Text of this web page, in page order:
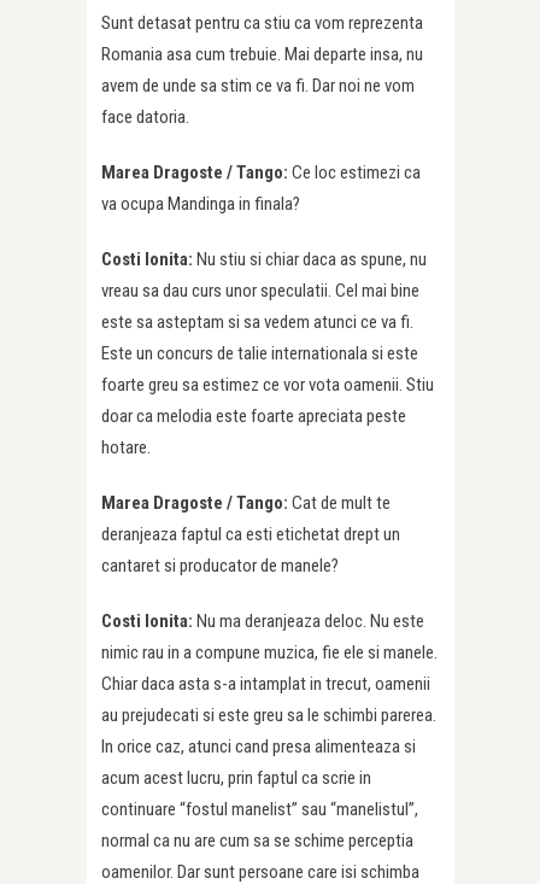
Sunt detasat pentru ca stiu ca vom reprezenta
Romania asa cum trebuie. Mai departe insa, nu
avem de unde sa stim ce va fi. Dar noi ne vom
face datoria.
Marea Dragoste / Tango: Ce loc estimezi ca
va ocupa Mandinga in finala?
Costi Ionita: Nu stiu si chiar daca as spune, nu
vreau sa dau curs unor speculatii. Cel mai bine
este sa asteptam si sa vedem atunci ce va fi.
Este un concurs de talie internationala si este
foarte greu sa estimez ce vor vota oamenii. Stiu
doar ca melodia este foarte apreciata peste
hotare.
Marea Dragoste / Tango: Cat de mult te
deranjeaza faptul ca esti etichetat drept un
cantaret si producator de manele?
Costi Ionita: Nu ma deranjeaza deloc. Nu este
nimic rau in a compune muzica, fie ele si manele.
Chiar daca asta s-a intamplat in trecut, oamenii
au prejudecati si este greu sa le schimbi parerea.
In orice caz, atunci cand presa alimenteaza si
acum acest lucru, prin faptul ca scrie in
continuare “fostul manelist” sau “manelistul”,
normal ca nu are cum sa se schime perceptia
oamenilor. Dar sunt persoane care isi schimba